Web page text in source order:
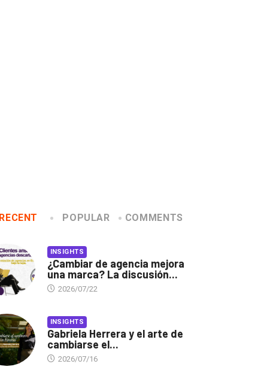
RECENT POPULAR COMMENTS
INSIGHTS
¿Cambiar de agencia mejora
una marca? La discusión...
2026/07/22
INSIGHTS
Gabriela Herrera y el arte de
cambiarse el...
2026/07/16